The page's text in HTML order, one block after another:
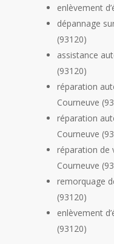
enlèvement
dépannage
(93120)
assistance
(93120)
réparation
Courneuve
réparation
Courneuve
réparation de
Courneuve
remorquage
(93120)
enlèvement
(93120)